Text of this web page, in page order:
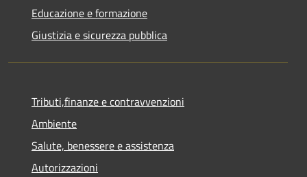
Educazione e formazione
Giustizia e sicurezza pubblica
Tributi,finanze e contravvenzioni
Ambiente
Salute, benessere e assistenza
Autorizzazioni